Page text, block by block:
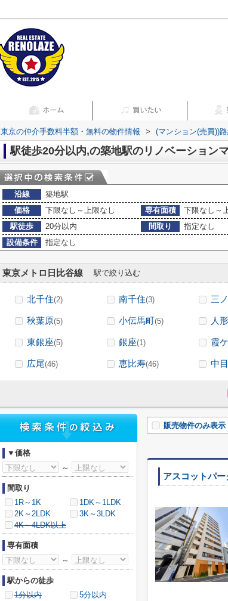
東京の仲介手数料半額・無料の物件情報 > (マンション(売買))
駅徒歩20分以内,の築地駅のリノベーション
沿線
築地駅
価格
下限なし～上限なし 専有面積 下限なし～
駅徒歩
20分以内 間取り
指定なし
設備条件
指定なし
東京メトロ日比谷線 駅で絞り込む
北千住(2) 南千住(3) 三
秋葉原(5) 小伝馬町(5) 人
東銀座(5) 銀座(1) 霞
広尾(46) 恵比寿(46) 中
販売物件のみ表示
アスコットパ
▼価格
～
間取り
1R～1K
1DK～1LDK
2K～2LDK
3K～3LDK
4K～4LDK以上
専有面積
～
駅からの徒歩
1分以内
5分以内